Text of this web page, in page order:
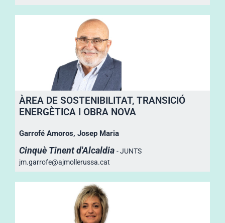
ÀREA DE SOSTENIBILITAT, TRANSICIÓ
ENERGÈTICA I OBRA NOVA
Garrofé Amoros, Josep Maria
Cinquè Tinent d'Alcaldia - JUNTS
jm.garrofe@ajmollerussa.cat